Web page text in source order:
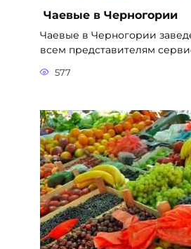
Чаевые в Черногории
Чаевые в Черногории
всем представителям
577